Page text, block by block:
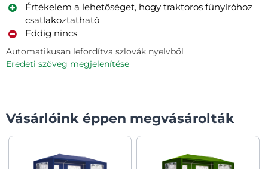
Értékelem a lehetőséget, hogy traktoros fűnyíróhoz
csatlakoztatható
Eddig nincs
Automatikusan lefordítva szlovák nyelvből
eredeti szöveg megjelenítése
Vásárlóink éppen megvásárolták